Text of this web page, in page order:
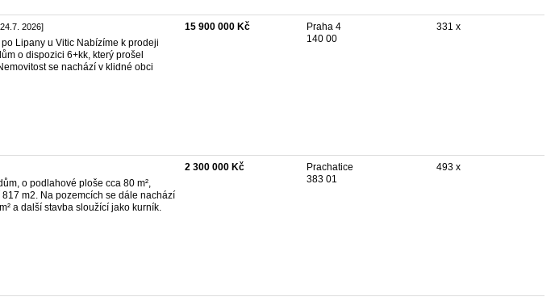
2026]
Lipany u Vitic Nabízíme k prodeji
o dispozici 6+kk, který prošel
se nachází v klidné obci
15 900 000 Kč
Praha 4
140 00
331 x
o podlahové ploše cca 80 m²,
m2. Na pozemcích se dále nachází
a další stavba sloužící jako kurník.
2 300 000 Kč
Prachatice
383 01
493 x